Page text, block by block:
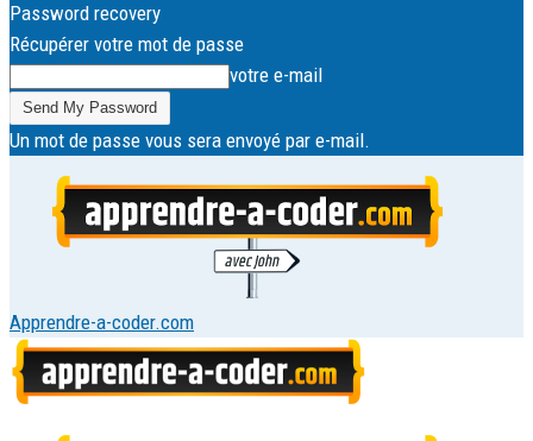
Password recovery
Récupérer votre mot de passe
votre e-mail
Un mot de passe vous sera envoyé par e-mail.
Apprendre-a-coder.com